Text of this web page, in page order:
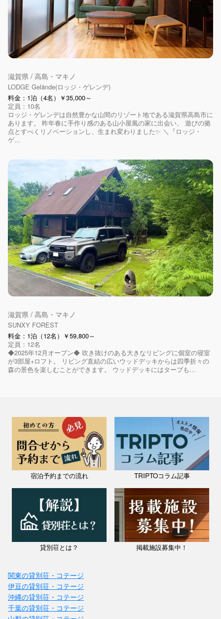
滋賀県 / 高島・マキノ
LODGE Gelände(ロッジ・ゲレンデ)
料金：1泊（4名）￥35,000～
定員：10名
ロッジ・ゲレンデは自然豊かな山間のリゾート地である滋賀県高島市に
あります。 昨年春に手作り感のある山小屋風の家に出会い、 遊びの拠
点とすべくリノベーションし、生まれ変わりました✨ ＼『ロッジ・
ゲ...
滋賀県 / 高島・マキノ
SUNXY FOREST
料金：1泊（12名）￥59,800～
定員：12名
◆2025年12月オープン◆ 吹き抜けのある大きなリビングに個室の寝室
が3部屋+ロフト。 リビング直結の広いウッドデッキからは四季折々の
森の景色を楽しむことができます。 ウッドデッキにはタープも...
宿泊予約までの流れ TRIPTOコラム記事
貸別荘とは？ 掲載施設募集中！
関東の貸別荘・コテージ
伊豆の貸別荘・コテージ
沖縄の貸別荘・コテージ
千葉の貸別荘・コテージ